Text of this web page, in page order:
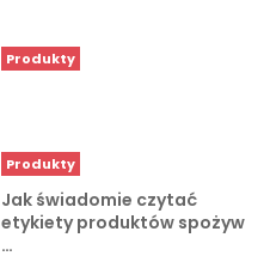
Produkty
Produkty
Jak świadomie czytać
etykiety produktów spożyw
…